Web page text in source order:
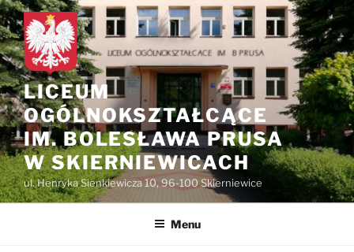
treści
Przejdź
do
treści
LICEUM
OGÓLNOKSZTAŁCĄCE
IM. BOLESŁAWA PRUSA
W SKIERNIEWICACH
ul. Henryka Sienkiewicza 10, 96-100 Skierniewice
Menu